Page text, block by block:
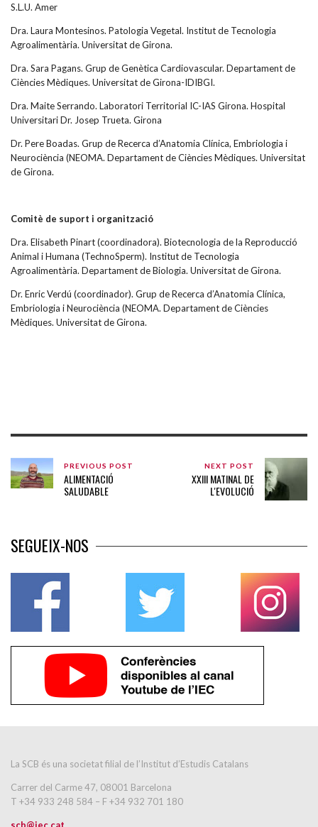
S.L.U. Amer
Dra. Laura Montesinos. Patologia Vegetal. Institut de Tecnologia
Agroalimentària. Universitat de Girona.
Dra. Sara Pagans. Grup de Genètica Cardiovascular. Departament de
Ciències Mèdiques. Universitat de Girona-IDIBGI.
Dra. Maite Serrando. Laboratori Territorial IC-IAS Girona. Hospital
Universitari Dr. Josep Trueta. Girona
Dr. Pere Boadas. Grup de Recerca d’Anatomia Clínica, Embriologia i
Neurociència (NEOMA. Departament de Ciències Mèdiques. Universitat
de Girona.
Comitè de suport i organització
Dra. Elisabeth Pinart (coordinadora). Biotecnologia de la Reproducció
Animal i Humana (TechnoSperm). Institut de Tecnologia
Agroalimentària. Departament de Biologia. Universitat de Girona.
Dr. Enric Verdú (coordinador). Grup de Recerca d’Anatomia Clínica,
Embriologia i Neurociència (NEOMA. Departament de Ciències
Mèdiques. Universitat de Girona.
PREVIOUS POST
ALIMENTACIÓ
SALUDABLE
NEXT POST
XXIII MATINAL DE
L'EVOLUCIÓ
SEGUEIX-NOS
La SCB és una societat filial de l’Institut d’Estudis Catalans
Carrer del Carme 47, 08001 Barcelona
T +34 933 248 584 – F +34 932 701 180